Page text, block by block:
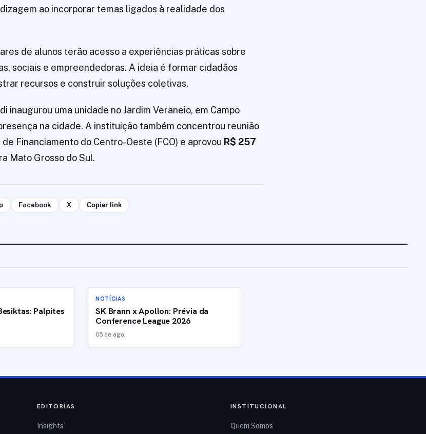
ao incorporar temas ligados à realidade dos
de alunos terão acesso a experiências práticas sobre
sociais e empreendedoras. A ideia é formar cidadãos
recursos e construir soluções coletivas.
inaugurou uma unidade no Jardim Veraneio, em Campo
na cidade. A instituição também concentrou reunião
Financiamento do Centro-Oeste (FCO) e aprovou R$ 257
Mato Grosso do Sul.
Facebook X Copiar link
Palpites
NOTÍCIAS
SK Brann x Apollon: Prévia da
Conference League 2026
05 de ago.
EDITORIAS
Insights
INSTITUCIONAL
Quem Somos